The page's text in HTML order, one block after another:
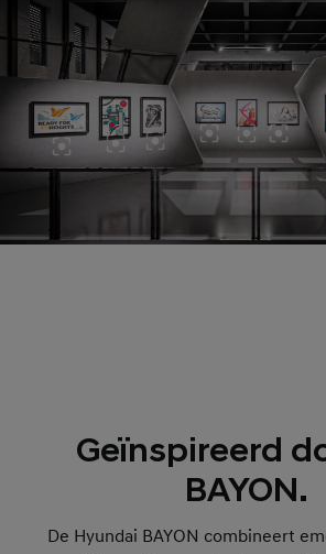
Geïnspireerd
BAYON.
De Hyundai BAYON combineert